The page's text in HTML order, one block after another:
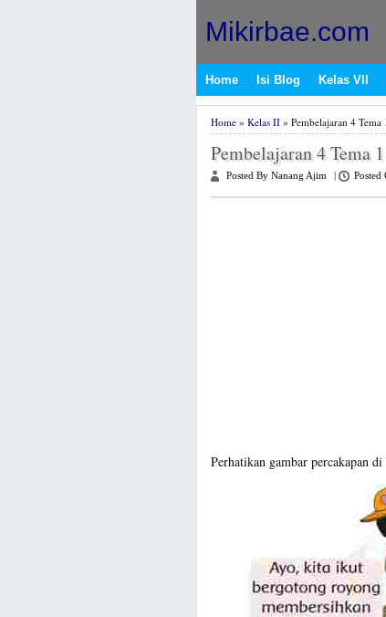
Mikirbae.com
Home Isi Blog Kelas VII
Home» Kelas II» Pembelajaran 4
Pembelajaran 4 Tema
Posted By Nanang Ajim Posted
Perhatikan gambar percakapan